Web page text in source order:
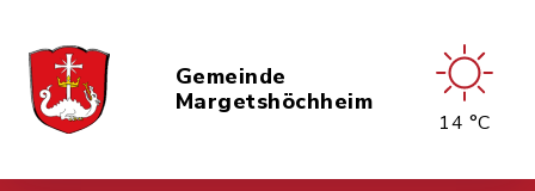
Gemeinde
Margetshöchheim
14 °C